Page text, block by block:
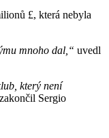
£, která nebyla
mnoho dal,“ uvedl
který není
zakončil Sergio